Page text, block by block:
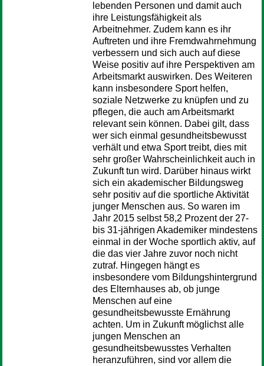
lebenden Personen und damit auch
ihre Leistungsfähigkeit als
Arbeitnehmer. Zudem kann es ihr
Auftreten und ihre Fremdwahrnehmung
verbessern und sich auch auf diese
Weise positiv auf ihre Perspektiven am
Arbeitsmarkt auswirken. Des Weiteren
kann insbesondere Sport helfen,
soziale Netzwerke zu knüpfen und zu
pflegen, die auch am Arbeitsmarkt
relevant sein können. Dabei gilt, dass
wer sich einmal gesundheitsbewusst
verhält und etwa Sport treibt, dies mit
sehr großer Wahrscheinlichkeit auch in
Zukunft tun wird. Darüber hinaus wirkt
sich ein akademischer Bildungsweg
sehr positiv auf die sportliche Aktivität
junger Menschen aus. So waren im
Jahr 2015 selbst 58,2 Prozent der 27-
bis 31-jährigen Akademiker mindestens
einmal in der Woche sportlich aktiv, auf
die das vier Jahre zuvor noch nicht
zutraf. Hingegen hängt es
insbesondere vom Bildungshintergrund
des Elternhauses ab, ob junge
Menschen auf eine
gesundheitsbewusste Ernährung
achten. Um in Zukunft möglichst alle
jungen Menschen an
gesundheitsbewusstes Verhalten
heranzuführen, sind vor allem die